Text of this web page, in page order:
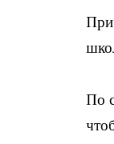
При
По